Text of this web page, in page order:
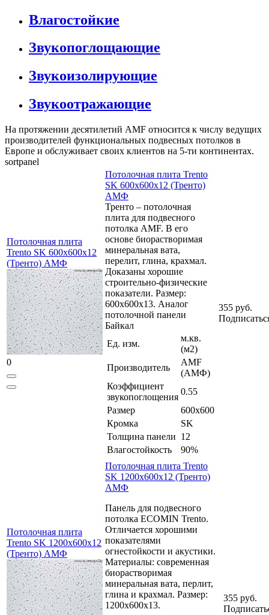
Влагостойкие
Звукопоглощающие
Звукоизолирующие
Звукоотражающие
На протяжении десятилетий AMF относится к числу ведущих
производителей функциональных подвесных потолков в
Европе и обслуживает своих клиентов на 5-ти континентах.
sortpanel
Потолочная плита
Trento SK 600x600x12
(Тренто) АМФ
0
Потолочная плита Trento
SK 600x600x12 (Тренто)
АМФ
Тренто – потолочная
плита для подвесного
потолка AMF. В его
основе биорастворимая
минеральная вата,
перелит, глина, крахмал.
Доказаны хорошие
строительно-физические
показатели. Размер:
600x600x13. Аналог
потолочной панели
Байкал
Ед. изм.
м.кв.
(м2)
Производитель
AMF
(АМФ)
Коэффициент
звукопоглощения
0.55
Размер
600x600
Кромка
SK
Толщина панели 12
Влагостойкость
90%
355 руб.
Потолочная плита
Trento SK 1200x600x12
(Тренто) АМФ
Потолочная плита Trento
SK 1200x600x12 (Тренто)
АМФ
Панель для подвесного
потолка ECOMIN Trento.
Отличается хорошими
показателями
огнестойкости и акустики.
Материалы: современная
биорастворимая
минеральная вата, перлит,
глина и крахмал. Размер:
1200x600x13.
355 руб.